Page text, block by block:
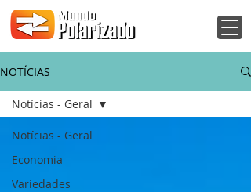
NOTÍCIAS
Notícias - Geral
Economia
Variedades
Notícias - Geral